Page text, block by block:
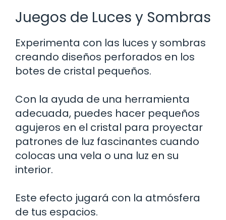
Juegos de Luces y Sombras
Experimenta con las luces y sombras
creando diseños perforados en los
botes de cristal pequeños.
Con la ayuda de una herramienta
adecuada, puedes hacer pequeños
agujeros en el cristal para proyectar
patrones de luz fascinantes cuando
colocas una vela o una luz en su
interior.
Este efecto jugará con la atmósfera
de tus espacios.